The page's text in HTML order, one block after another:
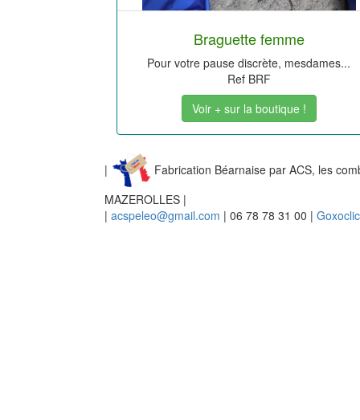
Braguette femme
Pour votre pause discrète, mesdames...
Ref BRF
Voir + sur la boutique !
|
Fabrication Béarnaise par ACS, les
MAZEROLLES |
| acspeleo@gmail.com | 06 78 78 31 00 | Goxoclic